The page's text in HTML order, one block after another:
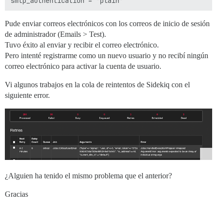
Pude enviar correos electrónicos con los correos de inicio de sesión
de administrador (Emails > Test).
Tuvo éxito al enviar y recibir el correo electrónico.
Pero intenté registrarme como un nuevo usuario y no recibí ningún
correo electrónico para activar la cuenta de usuario.
Vi algunos trabajos en la cola de reintentos de Sidekiq con el
siguiente error.
¿Alguien ha tenido el mismo problema que el anterior?
Gracias